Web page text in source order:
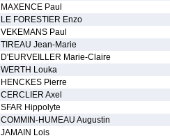
MAXENCE Paul
LE FORESTIER Enzo
VEKEMANS Paul
TIREAU Jean-Marie
D'EURVEILLER Marie-Claire
WERTH Louka
HENCKES Pierre
CERCLIER Axel
SFAR Hippolyte
COMMIN-HUMEAU Augustin
JAMAIN Lois